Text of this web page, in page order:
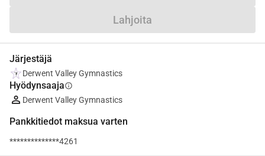
Lahjoita
Järjestäjä
Derwent Valley Gymnastics
Hyödynsaajainfo
Derwent Valley Gymnastics
Pankkitiedot maksua varten
**************4261